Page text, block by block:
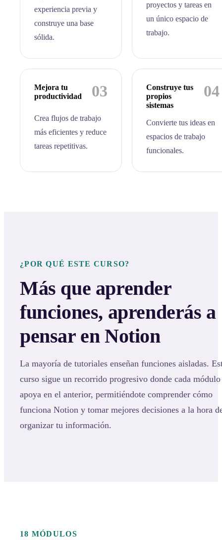
experiencia previa y
construye una base
sólida.
proyectos y tareas en
un único espacio de
trabajo.
03
Mejora tu
productividad
Crea flujos de trabajo
más eficientes y reduce
tareas repetitivas.
04
Construye tus
propios
sistemas
Convierte tus ideas en
espacios de trabajo
funcionales.
¿POR QUÉ ESTE CURSO?
Más que aprender
funciones, aprenderás a
pensar en Notion
La mayoría de tutoriales enseñan funciones aisladas.
curso sigue un recorrido progresivo donde cada módulo
apoya en el anterior, permitiéndote comprender cómo
funciona Notion y tomar mejores decisiones a la hora
organizar tu información.
18 MÓDULOS